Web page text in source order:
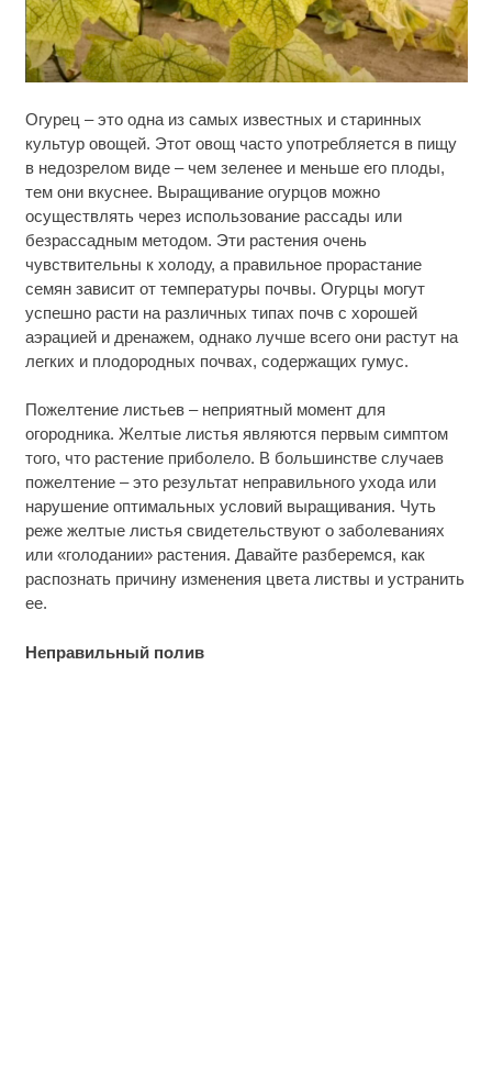
Огурец – это одна из самых известных и старинных
культур овощей. Этот овощ часто употребляется в пищу
в недозрелом виде – чем зеленее и меньше его плоды,
тем они вкуснее. Выращивание огурцов можно
осуществлять через использование рассады или
безрассадным методом. Эти растения очень
чувствительны к холоду, а правильное прорастание
семян зависит от температуры почвы. Огурцы могут
успешно расти на различных типах почв с хорошей
аэрацией и дренажем, однако лучше всего они растут на
легких и плодородных почвах, содержащих гумус.
Пожелтение листьев – неприятный момент для
огородника. Желтые листья являются первым симптом
того, что растение приболело. В большинстве случаев
пожелтение – это результат неправильного ухода или
нарушение оптимальных условий выращивания. Чуть
реже желтые листья свидетельствуют о заболеваниях
или «голодании» растения. Давайте разберемся, как
распознать причину изменения цвета листвы и устранить
ее.
Неправильный полив
вытворяют, когда их не видят...
i
Ролик длится несколько секунд, а смеяться вы
будете долго
Ролик длится пару секунд, но вы будете в шоке